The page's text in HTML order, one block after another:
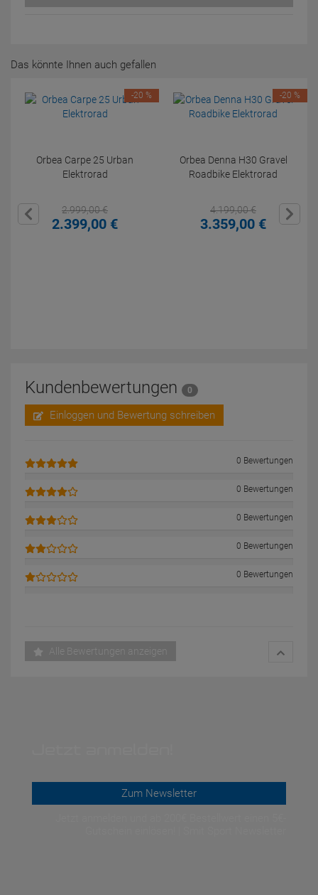
Das könnte Ihnen auch gefallen
Orbea Carpe 25 Urban
Elektrorad
2.999,00€
2.399,00 €
-20 %
Orbea Denna H30 Gravel
Roadbike Elektrorad
4.199,00€
3.359,00 €
-20 %
Kundenbewertungen 0
Einloggen und Bewertung schreiben
0 Bewertungen
0 Bewertungen
0 Bewertungen
0 Bewertungen
0 Bewertungen
Alle Bewertungen anzeigen
Zum Newsletter